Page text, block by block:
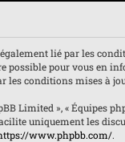
lié par les
pour vous en
les conditions mises à
Limited », « Équipes
uniquement les
www.phpbb.com/.